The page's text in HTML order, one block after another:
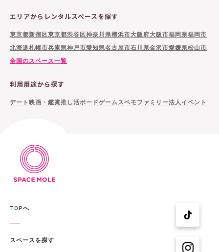
エリアからレンタルスペースを探す
東京都新宿区東京都渋谷区神奈川県横浜市大阪府大阪市福岡県福岡市
北海道札幌市兵庫県神戸市愛知県名古屋市石川県金沢市愛媛県松山市
全国のスペース一覧
利用用途から探す
デート 映画・鑑賞推し活ボードゲーム スペモファミリー法人イベント
TOPへ
スペースを探す